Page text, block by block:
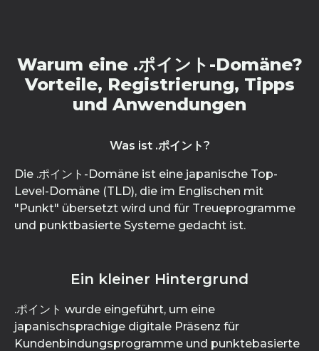
Warum eine .ポイント-Domäne?
Vorteile, Registrierung, Tipps
und Anwendungen
Was ist .ポイント?
Die .ポイント-Domäne ist eine japanische Top-
Level-Domäne (TLD), die im Englischen mit
"Punkt" übersetzt wird und für Treueprogramme
und punktbasierte Systeme gedacht ist.
Ein kleiner Hintergrund
.ポイント wurde eingeführt, um eine
japanischsprachige digitale Präsenz für
Kundenbindungsprogramme und punktebasierte